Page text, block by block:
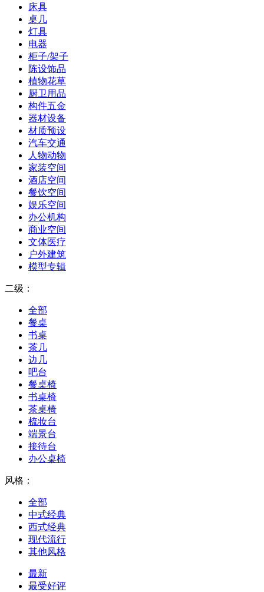
床具
桌几
灯具
电器
柜子/架子
陈设饰品
植物花草
厨卫用品
构件五金
器材设备
材质预设
汽车交通
人物动物
家装空间
酒店空间
餐饮空间
娱乐空间
办公机构
商业空间
文体医疗
户外建筑
模型专辑
二级：
全部
餐桌
书桌
茶几
边几
吧台
餐桌椅
书桌椅
茶桌椅
梳妆台
端景台
接待台
办公桌椅
风格：
全部
中式经典
西式经典
现代流行
其他风格
最新
最受好评